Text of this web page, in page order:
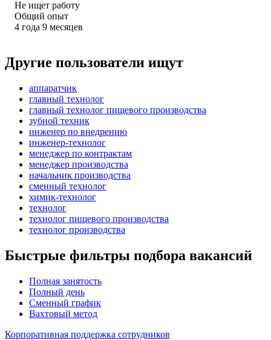
Не ищет работу
Общий опыт
4 года 9 месяцев
Другие пользователи ищут
аппаратчик
главный технолог
главный технолог пищевого производства
зубной техник
инженер по внедрению
инженер-технолог
менеджер по контрактам
менеджер производства
начальник производства
сменный технолог
химик-технолог
технолог
технолог пищевого производства
технолог производства
Быстрые фильтры подбора вакансий
Полная занятость
Полный день
Сменный график
Вахтовый метод
Корпоративная поддержка сотрудников